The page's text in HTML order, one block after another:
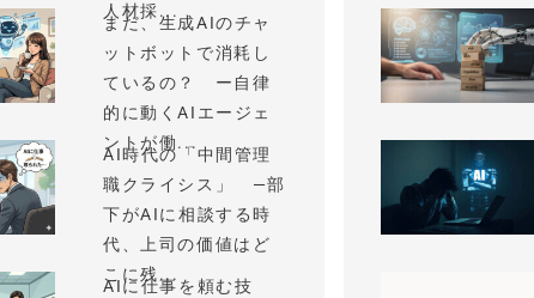
人材採...
まだ、生成AIのチャ
ットボットで消耗し
ているの？ ー自律
的に動くAIエージェ
ントが働...
AI時代の「中間管理
職クライシス」 —部
下がAIに相談する時
代、上司の価値はど
こに残...
AIに仕事を頼む技